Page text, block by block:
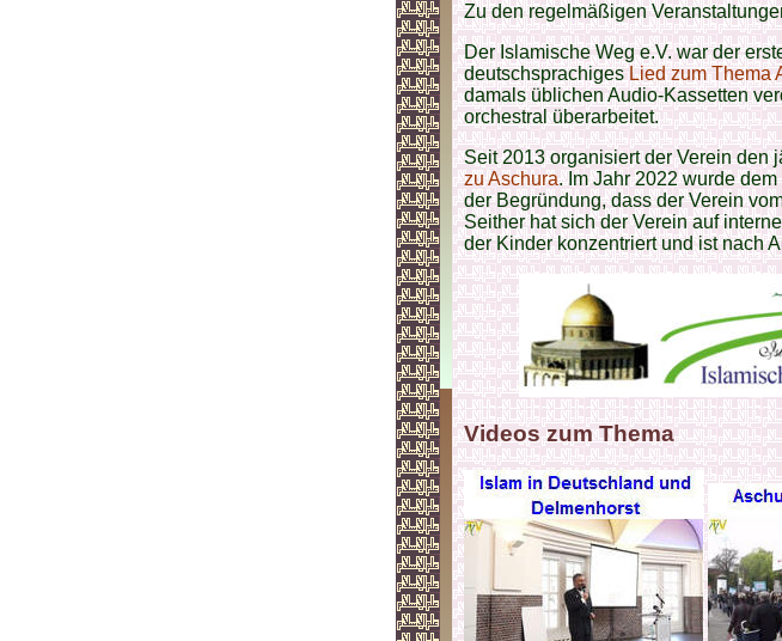
Zu den regelmäßigen
Der Islamische Weg e.V. war der
deutschsprachiges Lied zum Thema
damals üblichen Audio-Kassetten
orchestral überarbeitet.
Seit 2013 organisiert der Verein den
zu Aschura. Im Jahr 2022 wurde
der Begründung, dass der Verein
Seither hat sich der Verein auf
der Kinder konzentriert und ist nach
Videos zum Thema